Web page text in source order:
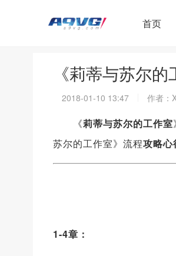
首页
《莉蒂与苏尔
2018-01-10 13:47 作者：
《莉蒂与苏尔的工作室
苏尔的工作室》流程攻略心
1-4章：